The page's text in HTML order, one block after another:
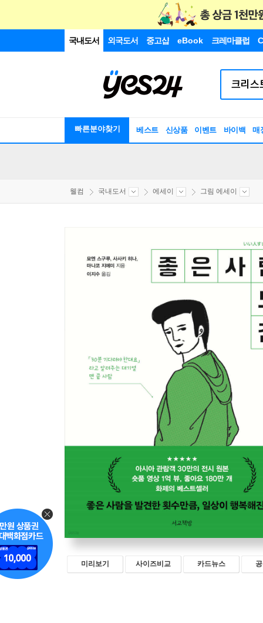
국내도서 외국도서 중고샵 eBook 크레마클럽
빠른분야찾기 베스트 신상품 이벤트 바이백 매
웰컴 국내도서 에세이 그림 에세이
미리보기 사이즈비교 카드뉴스